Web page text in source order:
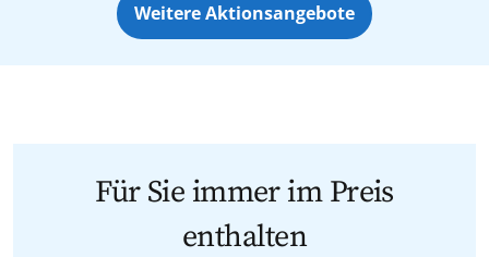
Weitere Aktionsangebote
Für Sie immer im Preis
enthalten